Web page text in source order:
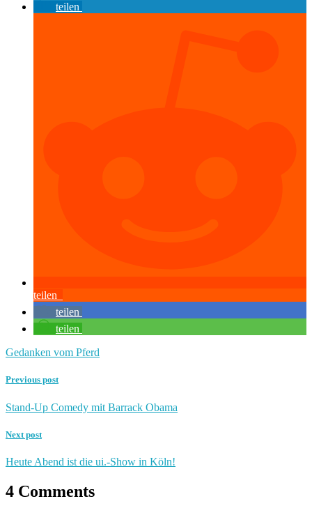
teilen
teilen
teilen
teilen
Gedanken vom Pferd
Previous post
Stand-Up Comedy mit Barrack Obama
Next post
Heute Abend ist die ui.-Show in Köln!
4 Comments